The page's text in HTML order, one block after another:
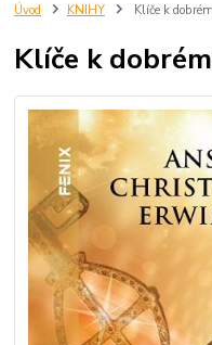
Úvod KNIHY Klíče k
Klíče k